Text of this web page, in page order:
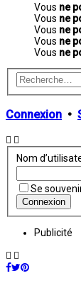
Vous ne
Vous ne
Vous ne
Vous ne
Vous ne
Connexion •
Nom
Se
Publicité